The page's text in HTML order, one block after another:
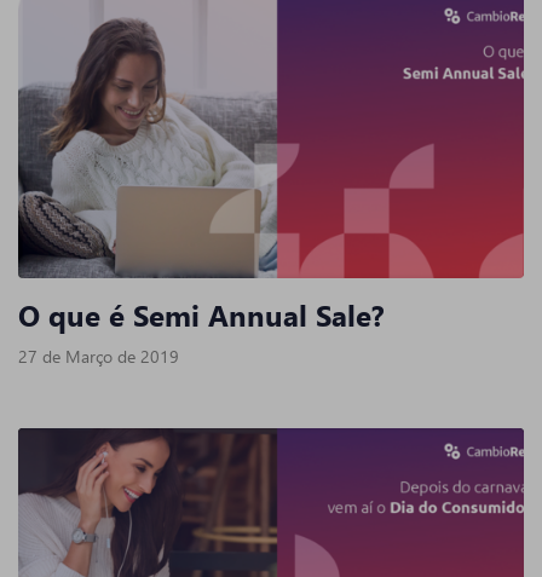
O que é Semi Annual Sale?
27 de Março de 2019